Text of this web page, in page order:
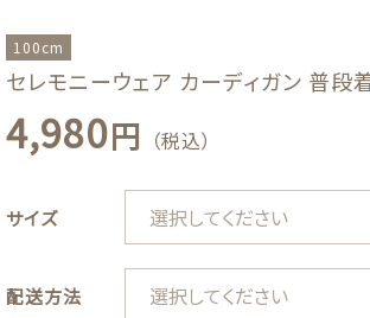
100cm
セレモニーウェア カーディガン 普段
4,980円 （税込）
サイズ
配送方法
Girls